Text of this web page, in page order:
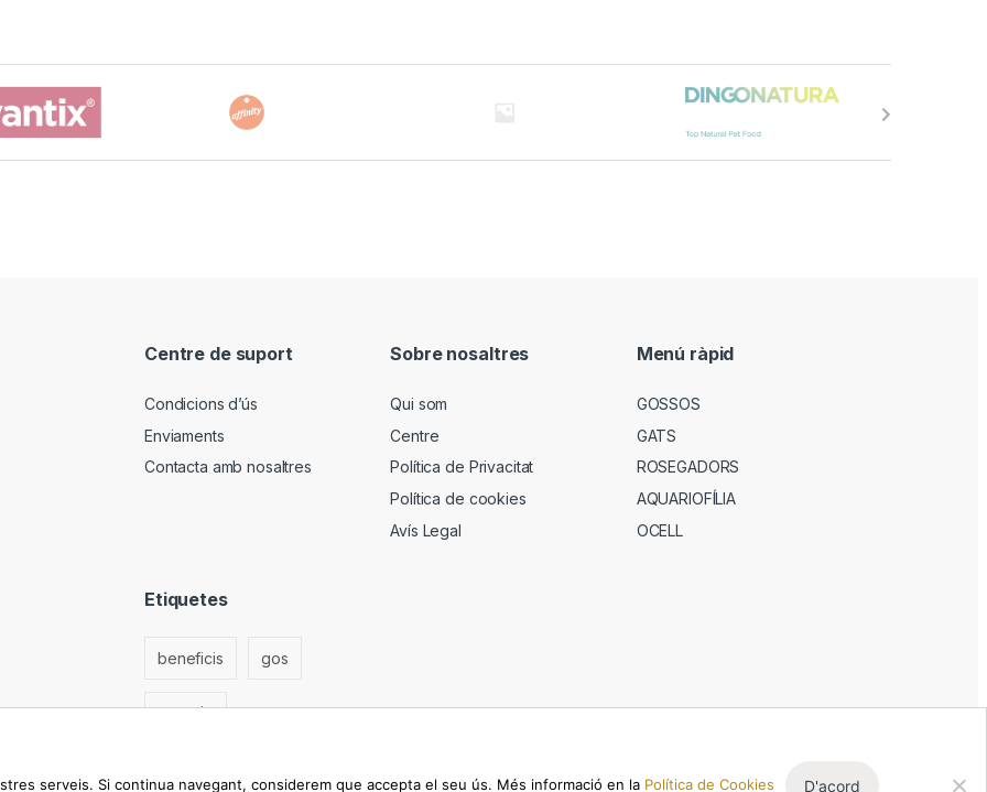
Centre de suport
Condicions d’ús
Enviaments
Contacta amb nosaltres
Sobre nosaltres
Qui som
Centre
Política de Privacitat
Política de cookies
Avís Legal
Menú ràpid
GOSSOS
GATS
ROSEGADORS
AQUARIOFÍLIA
OCELL
Etiquetes
beneficis gos
passeig
serveis. Si continua navegant, considerem que accepta el seu ús. Més informació en la Política de Cookies D'acord